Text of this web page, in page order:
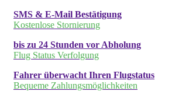
SMS & E-Mail Bestätigung
Kostenlose Stornierung
bis zu 24 Stunden vor Abholung
Flug Status Verfolgung
Fahrer überwacht Ihren Flugstatus
Bequeme Zahlungsmöglichkeiten